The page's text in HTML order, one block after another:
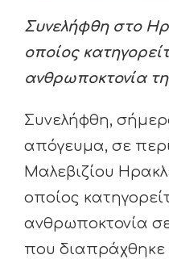
Συνελήφθη στο
οποίος
ανθρωποκτονία
Συνελήφθη, σήμερα
απόγευμα, σε
Μαλεβιζίου
οποίος
ανθρωποκτονία
που διαπράχθηκε